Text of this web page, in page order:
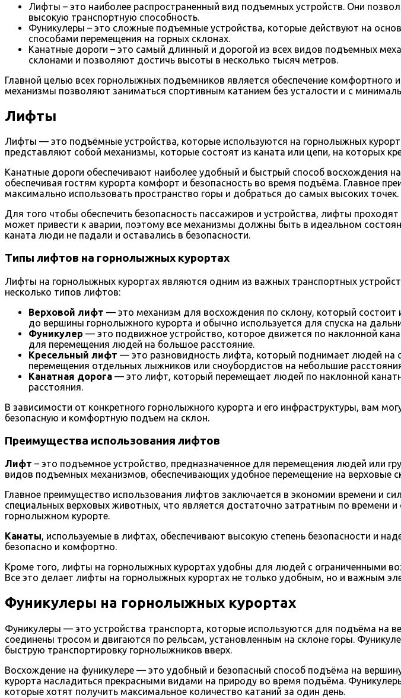
Лифты – это наиболее распространенный вид подъемных устройств. Они
высокую транспортную способность.
Фуникулеры – это сложные подъемные устройства, которые действуют на
способами перемещения на горных склонах.
Канатные дороги – это самый длинный и дорогой из всех видов подъемных
склонами и позволяют достичь высоты в несколько тысяч метров.
Главной целью всех горнолыжных подъемников является обеспечение
механизмы позволяют заниматься спортивным катанием без усталости и с
Лифты
Лифты — это подъёмные устройства, которые используются на горнолыжных
представляют собой механизмы, которые состоят из каната или цепи, на которых
Канатные дороги обеспечивают наиболее удобный и быстрый способ восхождения
обеспечивая гостям курорта комфорт и безопасность во время подъёма. Главное
максимально использовать пространство горы и добраться до самых высоких точек.
Для того чтобы обеспечить безопасность пассажиров и устройства, лифты
может привести к аварии, поэтому все механизмы должны быть в идеальном
каната люди не падали и оставались в безопасности.
Типы лифтов на горнолыжных курортах
Лифты на горнолыжных курортах являются одним из важных транспортных
несколько типов лифтов:
Верховой лифт — это механизм для восхождения по склону, который
до вершины горнолыжного курорта и обычно используется для спуска на
Фуникулер — это подвижное устройство, которое движется по наклонной
для перемещения людей на большое расстояние.
Кресельный лифт — это разновидность лифта, который поднимает людей на
перемещения отдельных лыжников или сноубордистов на небольшие
Канатная дорога — это лифт, который перемещает людей по наклонной
расстояния.
В зависимости от конкретного горнолыжного курорта и его инфраструктуры, вам
безопасную и комфортную подъем на склон.
Преимущества использования лифтов
Лифт – это подъемное устройство, предназначенное для перемещения людей или
видов подъемных механизмов, обеспечивающих удобное перемещение на верховые
Главное преимущество использования лифтов заключается в экономии времени и
специальных верховых животных, что является достаточно затратным по
горнолыжном курорте.
Канаты, используемые в лифтах, обеспечивают высокую степень безопасности и
безопасно и комфортно.
Кроме того, лифты на горнолыжных курортах удобны для людей с ограниченными
Все это делает лифты на горнолыжных курортах не только удобным, но и важным
Фуникулеры на горнолыжных курортах
Фуникулеры — это устройства транспорта, которые используются для подъёма на
соединены тросом и двигаются по рельсам, установленным на склоне горы.
быструю транспортировку горнолыжников вверх.
Восхождение на фуникулере — это удобный и безопасный способ подъёма на
курорта насладиться прекрасными видами на природу во время подъёма.
которые хотят получить максимальное количество катаний за один день.